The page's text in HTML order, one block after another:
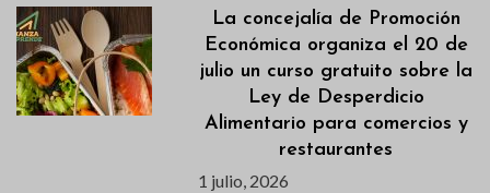
La concejalía de Promoción
Económica organiza el 20 de
julio un curso gratuito sobre la
Ley de Desperdicio
Alimentario para comercios y
restaurantes
1 julio, 2026